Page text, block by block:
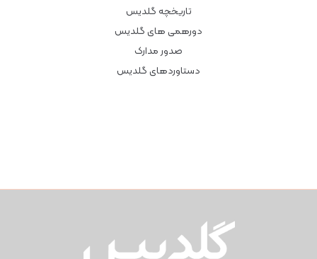
تاریخچه گلدیس
دورهمی های گلدیس
صدور مدارک
دستاوردهای گلدیس